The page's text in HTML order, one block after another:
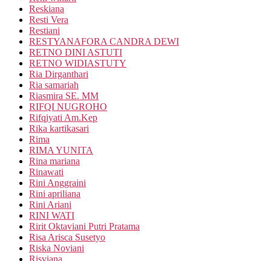
Reskiana
Resti Vera
Restiani
RESTYANAFORA CANDRA DEWI
RETNO DINI ASTUTI
RETNO WIDIASTUTY
Ria Dirganthari
Ria samariah
Riasmira SE. MM
RIFQI NUGROHO
Rifqiyati Am.Kep
Rika kartikasari
Rima
RIMA YUNITA
Rina mariana
Rinawati
Rini Anggraini
Rini apriliana
Rini Ariani
RINI WATI
Ririt Oktaviani Putri Pratama
Risa Arisca Susetyo
Riska Noviani
Risviana